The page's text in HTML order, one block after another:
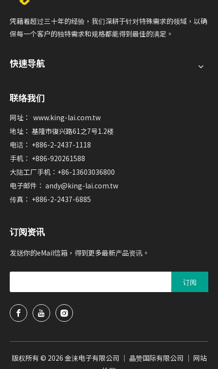
凭藉着超过三十年的经验，我们深耕于针对特殊需求的领域，以确
保每一个客户的独特需求和规格都能得到最佳的满足。
快速导航
联络我们
网址： www.king-lai.com.tw
地址： 基隆市復兴路61之7号1.2楼
电话： +886-2-2437-1118
手机： +886-920261588
大陆工厂手机：+86-13603036800
电子邮件： andy@king-lai.com.tw
传真： +886-2-2437-6885
订阅资讯
发送你的eMail信箱，得到更多最新产品资讯。
订阅
版权所有 © 2026 金涞电子有限公司 ｜ 晶赞国际有限公司 ｜ 网站